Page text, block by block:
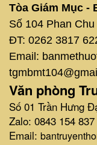
Tòa Giám Mục -
Số 104 Phan
ĐT: 0262 3817
Email:
Văn phòng
Số 01 Trần Hưng
Zalo: 0843 154 837
Email: